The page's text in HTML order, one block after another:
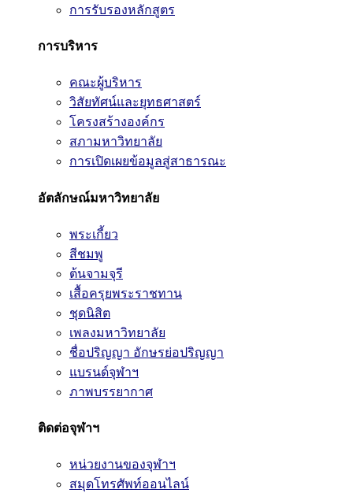
การรับรองหลักสูตร
การบริหาร
คณะผู้บริหาร
วิสัยทัศน์และยุทธศาสตร์
โครงสร้างองค์กร
สภามหาวิทยาลัย
การเปิดเผยข้อมูลสู่สาธารณะ
อัตลักษณ์มหาวิทยาลัย
พระเกี้ยว
สีชมพู
ต้นจามจุรี
เสื้อครุยพระราชทาน
ชุดนิสิต
เพลงมหาวิทยาลัย
ชื่อปริญญา อักษรย่อปริญญา
แบรนด์จุฬาฯ
ภาพบรรยากาศ
ติดต่อจุฬาฯ
หน่วยงานของจุฬาฯ
สมุดโทรศัพท์ออนไลน์